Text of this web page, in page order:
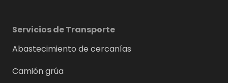
Servicios de Transporte
Abastecimiento de cercanías
Camión grúa